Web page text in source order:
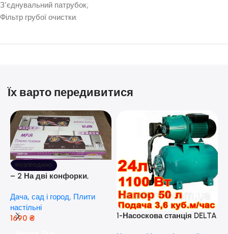
З’єднувальний патрубок;
Фільтр грубої очистки.
Їх варто передивитися
РОЗПРОДАНО
– 2 На дві конфорки,
розпалюванням.
Дача, сад і город, Плити
настільні
1690 ₴
1-Насоскова станція DELTA